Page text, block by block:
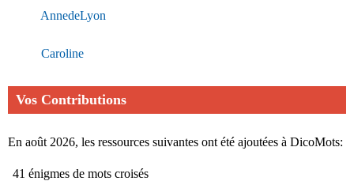
AnnedeLyon
Caroline
Vos Contributions
En août 2026, les ressources suivantes ont été ajoutées à DicoMots:
41 énigmes de mots croisés